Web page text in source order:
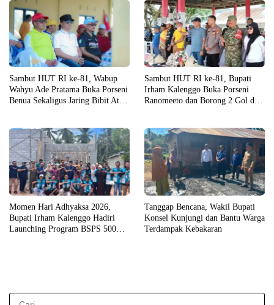
Sambut HUT RI ke-81, Wabup
Wahyu Ade Pratama Buka Porseni
Benua Sekaligus Jaring Bibit Atlet
Sambut HUT RI ke-81, Bupati
Irham Kalenggo Buka Porseni
Ranomeeto dan Borong 2 Gol di
Momen Hari Adhyaksa 2026,
Bupati Irham Kalenggo Hadiri
Launching Program BSPS 500
Tanggap Bencana, Wakil Bupati
Konsel Kunjungi dan Bantu Warga
Terdampak Kebakaran
Cari